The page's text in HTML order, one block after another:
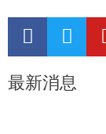
F
a
e
T
w
t
最新消息